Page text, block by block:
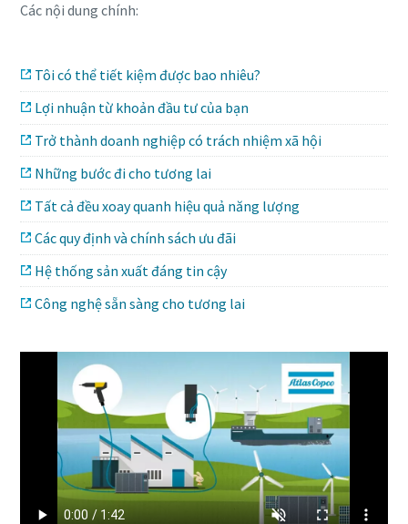
Máy nén khí không dầu
Khám phá danh mục sản phẩm máy nén khí không dầu
Atlas Copco
Tìm hiểu thêm
Các nội dung chính:
Tôi có thể tiết kiệm được bao nhiêu?
Lợi nhuận từ khoản đầu tư của bạn
Trở thành doanh nghiệp có trách nhiệm xã hội
Những bước đi cho tương lai
Tất cả đều xoay quanh hiệu quả năng lượng
Các quy định và chính sách ưu đãi
Hệ thống sản xuất đáng tin cậy
Công nghệ sẵn sàng cho tương lai